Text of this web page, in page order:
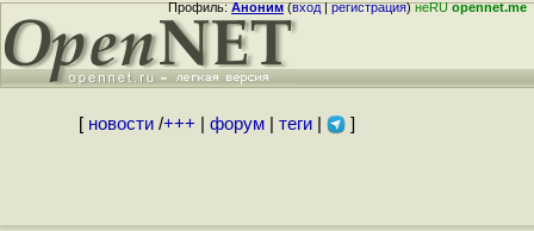
Профиль:Аноним(вход|регистрация)неRUopennet.me
[ новости/+++ форум| теги| ]